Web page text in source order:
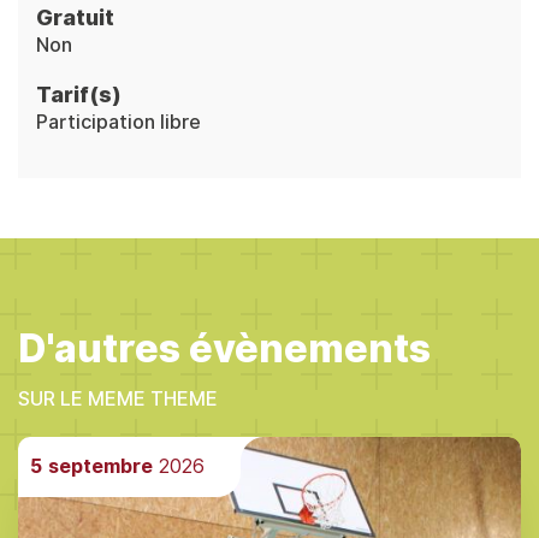
Gratuit
Non
Tarif(s)
Participation libre
D'autres évènements
SUR LE MEME THEME
5 septembre 2026